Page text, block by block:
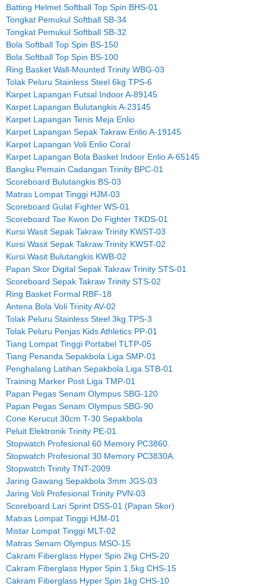
Batting Helmet Softball Top Spin BHS-01
Tongkat Pemukul Softball SB-34
Tongkat Pemukul Softball SB-32
Bola Softball Top Spin BS-150
Bola Softball Top Spin BS-100
Ring Basket Wall-Mounted Trinity WBG-03
Tolak Peluru Stainless Steel 6kg TPS-6
Karpet Lapangan Futsal Indoor A-89145
Karpet Lapangan Bulutangkis A-23145
Karpet Lapangan Tenis Meja Enlio
Karpet Lapangan Sepak Takraw Enlio A-19145
Karpet Lapangan Voli Enlio Coral
Karpet Lapangan Bola Basket Indoor Enlio A-65145
Bangku Pemain Cadangan Trinity BPC-01
Scoreboard Bulutangkis BS-03
Matras Lompat Tinggi HJM-03
Scoreboard Gulat Fighter WS-01
Scoreboard Tae Kwon Do Fighter TKDS-01
Kursi Wasit Sepak Takraw Trinity KWST-03
Kursi Wasit Sepak Takraw Trinity KWST-02
Kursi Wasit Bulutangkis KWB-02
Papan Skor Digital Sepak Takraw Trinity STS-01
Scoreboard Sepak Takraw Trinity STS-02
Ring Basket Formal RBF-18
Antena Bola Voli Trinity AV-02
Tolak Peluru Stainless Steel 3kg TPS-3
Tolak Peluru Penjas Kids Athletics PP-01
Tiang Lompat Tinggi Portabel TLTP-05
Tiang Penanda Sepakbola Liga SMP-01
Penghalang Latihan Sepakbola Liga STB-01
Training Marker Post Liga TMP-01
Papan Pegas Senam Olympus SBG-120
Papan Pegas Senam Olympus SBG-90
Cone Kerucut 30cm T-30 Sepakbola
Peluit Elektronik Trinity PE-01
Stopwatch Profesional 60 Memory PC3860.
Stopwatch Profesional 30 Memory PC3830A.
Stopwatch Trinity TNT-2009
Jaring Gawang Sepakbola 3mm JGS-03
Jaring Voli Profesional Trinity PVN-03
Scoreboard Lari Sprint DSS-01 (Papan Skor)
Matras Lompat Tinggi HJM-01
Mistar Lompat Tinggi MLT-02
Matras Senam Olympus MSO-15
Cakram Fiberglass Hyper Spin 2kg CHS-20
Cakram Fiberglass Hyper Spin 1.5kg CHS-15
Cakram Fiberglass Hyper Spin 1kg CHS-10